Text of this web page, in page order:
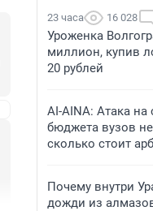
23 часа 16 028
Уроженка
миллион, купив
20 рублей
AI-AINA: Атака на
бюджета вузов
сколько стоит
Почему внутри
дожди из